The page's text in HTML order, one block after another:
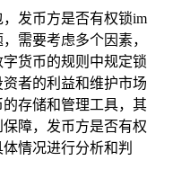
发币方是否有权锁im
需要考虑多个因素，
货币的规则中规定锁
者的利益和维护市场
存储和管理工具，其
障，发币方是否有权
情况进行分析和判